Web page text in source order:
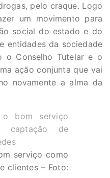
pelo craque. Logo
um movimento para
social do estado e do
entidades da sociedade
o Conselho Tutelar e o
ação conjunta que vai
novamente a alma da
serviço como
clientes – Foto: